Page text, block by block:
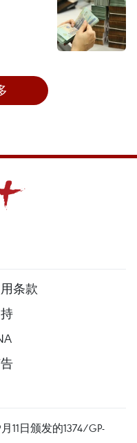
条款
11日颁发的1374/GP-